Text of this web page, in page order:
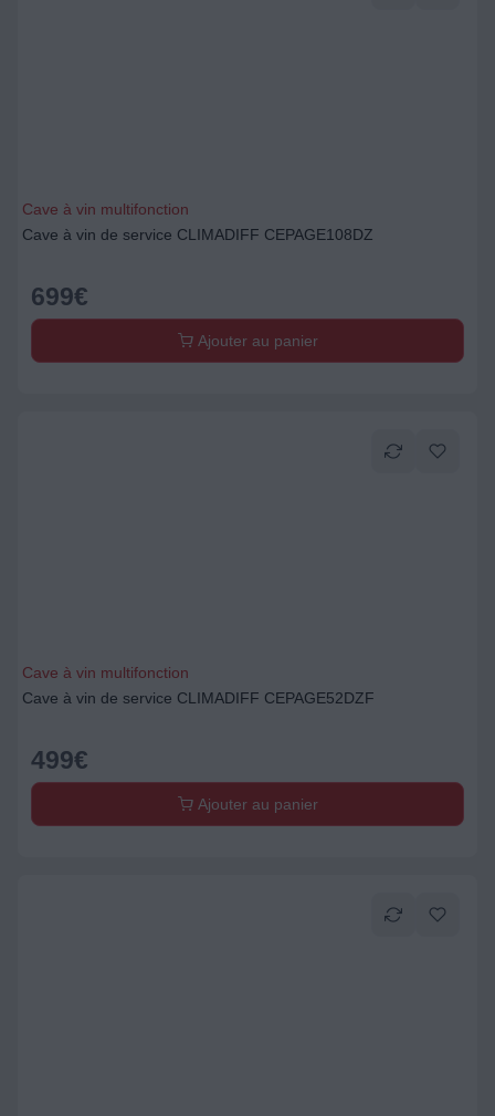
Cave à vin multifonction
Cave à vin de service CLIMADIFF CEPAGE108DZ
699€
Ajouter au panier
Cave à vin multifonction
Cave à vin de service CLIMADIFF CEPAGE52DZF
499€
Ajouter au panier